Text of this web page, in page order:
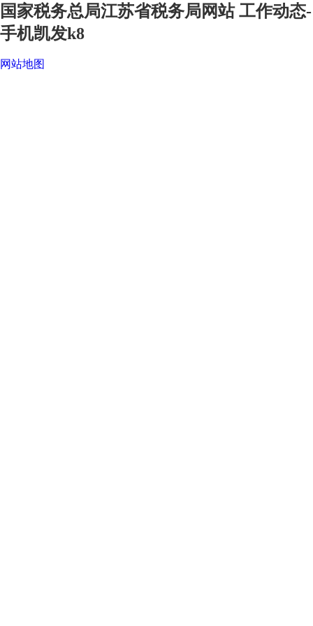
国家税务总局江苏省税务局网站 工作动态-
手机凯发k8
网站地图